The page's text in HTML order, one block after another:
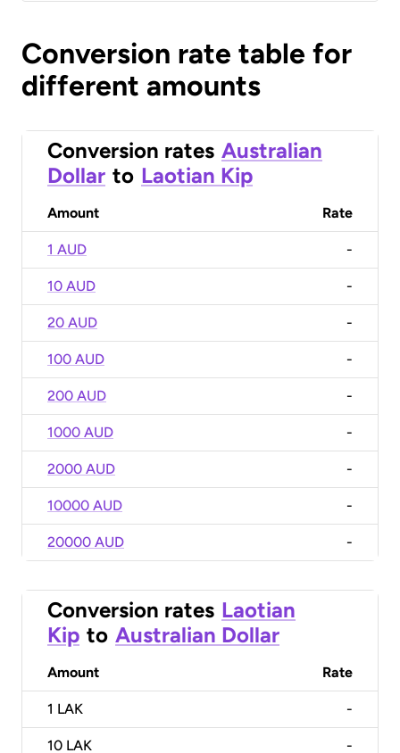
Conversion rate table for
different amounts
Conversion rates Australian
Dollar to Laotian Kip
Amount Rate
1 AUD -
10 AUD -
20 AUD -
100 AUD -
200 AUD -
1000 AUD -
2000 AUD -
10000 AUD -
20000 AUD -
Conversion rates Laotian
Kip to Australian Dollar
Amount Rate
1 LAK -
10 LAK -